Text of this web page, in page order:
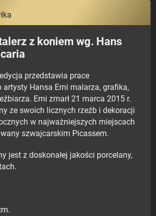
z koniem wg. Hans
przedstawia prace
artysty Hansa Erni malarza, grafika,
Erni zmarł 21 marca 2015 r.
ze swoich licznych rzeźb i dekoracji
w najważniejszych miejscach
szwajcarskim Picassem.
jest z doskonałej jakości porcelany,